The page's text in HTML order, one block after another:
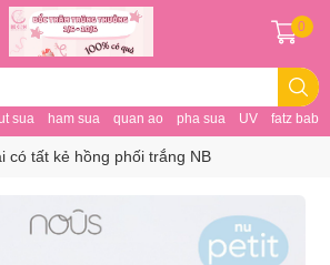
sua ham sua quan ao pha sua UV fatz baby
0
có tất kẻ hồng phối trắng NB